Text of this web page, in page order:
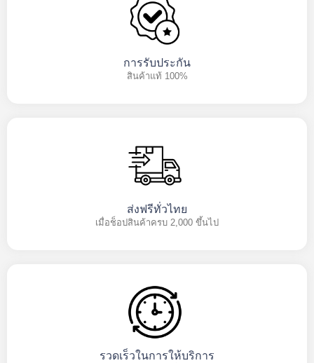
การรับประกัน
สินค้าแท้ 100%
ส่งฟรีทั่วไทย
เมื่อช็อปสินค้าครบ 2,000 ขึ้นไป
รวดเร็วในการให้บริการ